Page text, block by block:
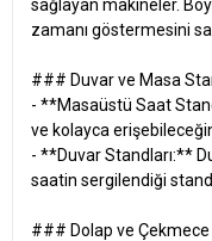
sağlayan makineler.
zamanı göstermesini
### Duvar ve Masa
- **Masaüstü Saat
ve kolayca
- **Duvar Standları:**
saatin sergilendiği
### Dolap ve